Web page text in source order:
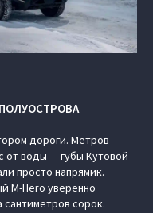
ПОЛУОСТРОВА
дороги. Метров
от воды — губы Кутовой
просто напрямик.
M-Hero уверенно
сантиметров сорок.